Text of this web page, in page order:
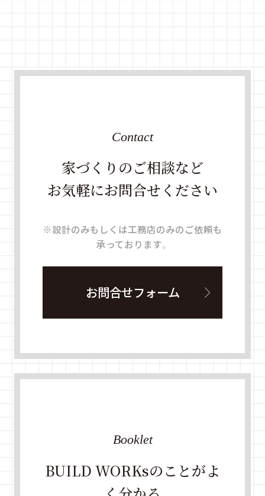
家づくりのご相談など
お気軽にお問合せください
Contact
※設計のみもしくは工務店のみのご依頼も
承っております。
お問合せフォーム
BUILD WORKsのことがよ
Booklet